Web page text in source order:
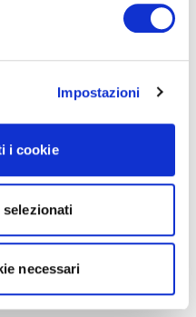
Impostazioni
i cookie
selezionati
necessari